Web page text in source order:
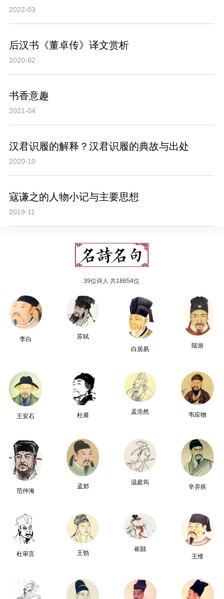
2022-03
后汉书《董卓传》译文赏析
2020-02
书香意趣
2021-04
汉君识履的解释？汉君识履的典故与出处
2020-10
寇谦之的人物小记与主要思想
2019-11
39位诗人 共18654位
李白
苏轼
白居易
陆游
王安石 杜甫
孟浩然 韦应物
范仲淹
孟郊
温庭筠
辛弃疾
杜审言 王勃
崔颢
王维